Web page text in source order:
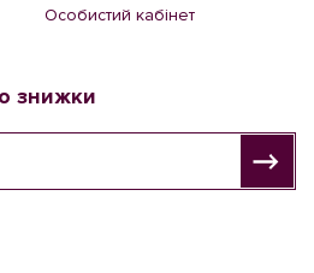
Особистий кабінет
знижки